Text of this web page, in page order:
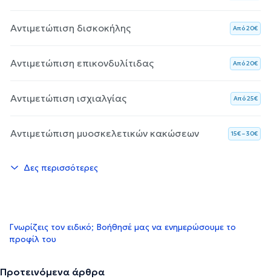
Αντιμετώπιση δισκοκήλης Aπό 20€
Αντιμετώπιση επικονδυλίτιδας Aπό 20€
Αντιμετώπιση ισχιαλγίας Aπό 25€
Αντιμετώπιση μυοσκελετικών κακώσεων 15€ – 30€
Δες περισσότερες
Γνωρίζεις τον ειδικό; Βοήθησέ μας να ενημερώσουμε το
προφίλ του
Προτεινόμενα άρθρα